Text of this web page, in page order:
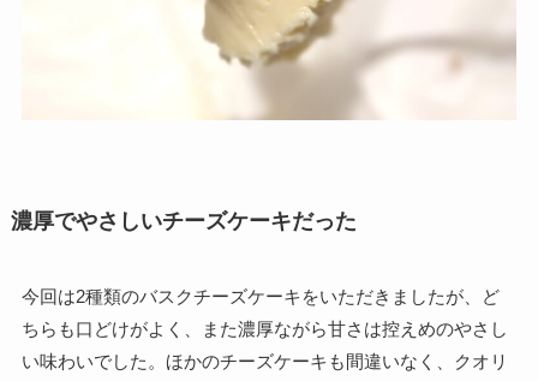
濃厚でやさしいチーズケーキだった
今回は2種類のバスクチーズケーキをいただきましたが、ど
ちらも口どけがよく、また濃厚ながら甘さは控えめのやさし
い味わいでした。ほかのチーズケーキも間違いなく、クオリ